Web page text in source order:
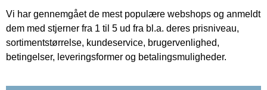
Vi har gennemgået de mest populære webshops og anmeldt
dem med stjerner fra 1 til 5 ud fra bl.a. deres prisniveau,
sortimentstørrelse, kundeservice, brugervenlighed,
betingelser, leveringsformer og betalingsmuligheder.